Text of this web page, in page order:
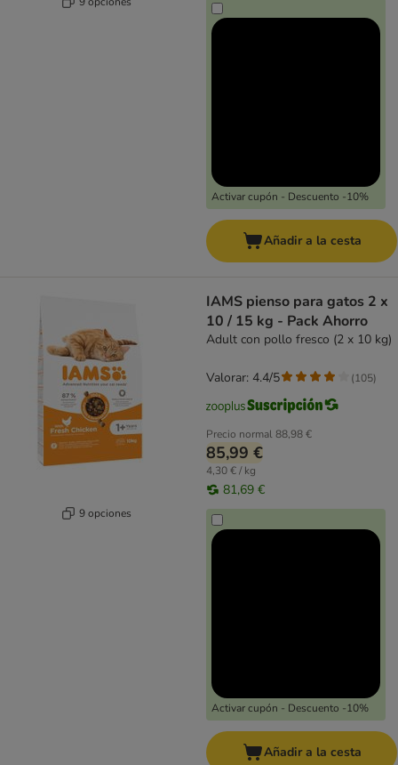
Activar cupón - Descuento -10%
Añadir a la cesta
9 opciones
IAMS pienso para gatos 2 x
10 / 15 kg - Pack Ahorro
Adult con pollo fresco (2 x 10 kg)
Precio normal88,98 €
85,99 €
4,30 € / kg
81,69 €
Activar cupón - Descuento -10%
Valorar: 4.4/5 (105)
Añadir a la cesta